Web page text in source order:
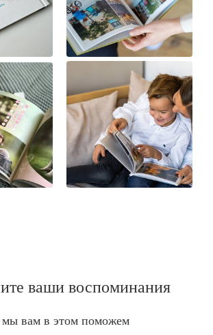
ваши воспоминания
вам в этом поможем